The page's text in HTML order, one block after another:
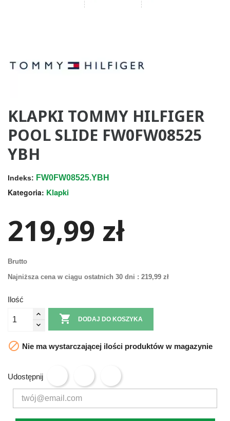
KLAPKI TOMMY HILFIGER
POOL SLIDE FW0FW08525
YBH
Indeks: FW0FW08525.YBH
Kategoria: Klapki
219,99 zł
Brutto
Najniższa cena w ciągu ostatnich 30 dni : 219,99 zł
Ilość
 DODAJ DO KOSZYKA
 Nie ma wystarczającej ilości produktów w magazynie
Udostępnij